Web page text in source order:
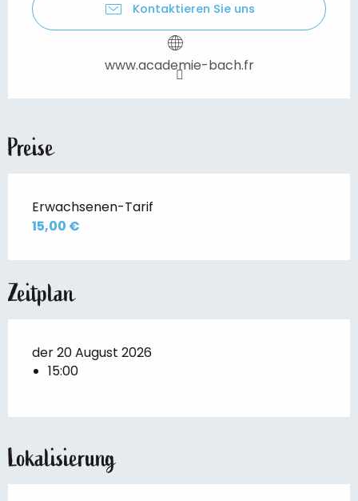
Kontaktieren Sie uns
www.academie-bach.fr
Preise
Erwachsenen-Tarif
15,00 €
Zeitplan
der 20 August 2026
15:00
Lokalisierung